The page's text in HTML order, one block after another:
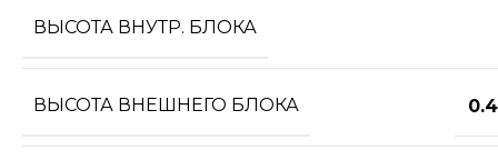
ВЫСОТА ВНУТР. БЛОКА
ВЫСОТА ВНЕШНЕГО БЛОКА